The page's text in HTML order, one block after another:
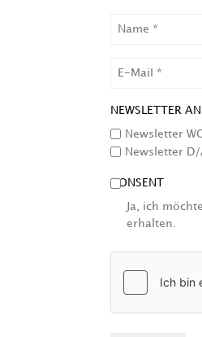
NEWSLETTER
Newsletter
Newsletter
CONSENT
Ja, ich
erhalten.